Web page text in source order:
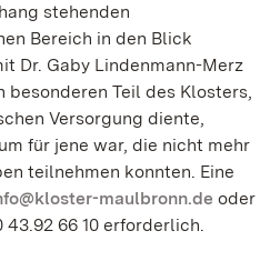
stehenden
Bereich in den Blick
Dr. Gaby Lindenmann-Merz
besonderen Teil des Klosters,
Versorgung diente,
für jene war, die nicht mehr
teilnehmen konnten. Eine
maulbronn.de oder
66 10 erforderlich.